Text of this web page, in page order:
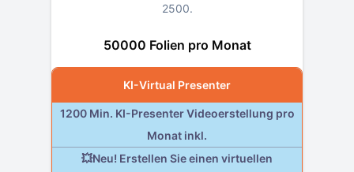
2500.
50000 Folien pro Monat
KI-Virtual Presenter
1200 Min. KI-Presenter Videoerstellung pro
Monat inkl.
💥Neu! Erstellen Sie einen virtuellen